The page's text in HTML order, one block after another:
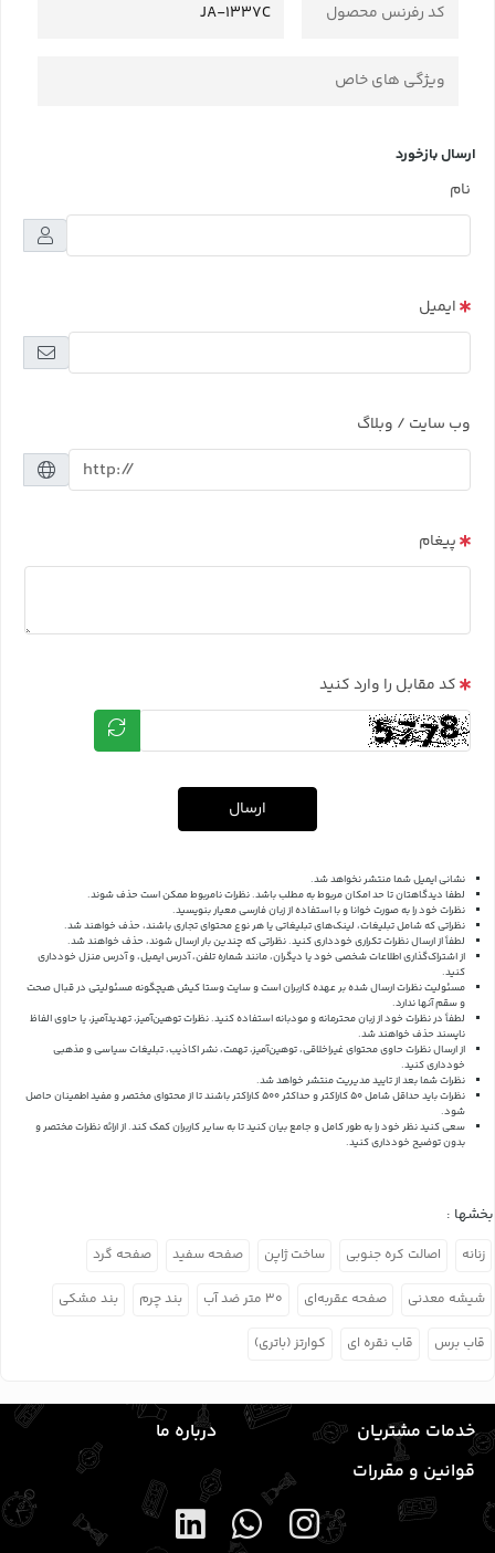
کد رفرنس محصول JA-1337C
ویژگی های خاص
ارسال بازخورد
نام
ایمیل
وب سایت / وبلاگ
پیغام
کد مقابل را وارد کنید
ارسال
نشانی ایمیل شما منتشر نخواهد شد.
لطفا دیدگاهتان تا حد امکان مربوط به مطلب باشد. نظرات نامربوط ممکن است حذف شوند.
نظرات خود را به صورت خوانا و با استفاده از زبان فارسی معیار بنویسید.
نظراتی که شامل تبلیغات، لینک‌های تبلیغاتی یا هر نوع محتوای تجاری باشند، حذف خواهند شد.
لطفاً از ارسال نظرات تکراری خودداری کنید. نظراتی که چندین بار ارسال شوند، حذف خواهند شد.
از اشتراک‌گذاری اطلاعات شخصی خود یا دیگران، مانند شماره تلفن، آدرس ایمیل، و آدرس منزل خودداری
کنید.
مسئولیت نظرات ارسال شده بر عهده کاربران است و سایت وستا کیش هیچگونه مسئولیتی در قبال صحت
و سقم آنها ندارد.
لطفاً در نظرات خود از زبان محترمانه و مودبانه استفاده کنید. نظرات توهین‌آمیز، تهدیدآمیز، یا حاوی الفاظ
ناپسند حذف خواهند شد.
از ارسال نظرات حاوی محتوای غیراخلاقی، توهین‌آمیز، تهمت، نشر اکاذیب، تبلیغات سیاسی و مذهبی
خودداری کنید.
نظرات شما بعد از تایید مدیریت منتشر خواهد شد.
نظرات باید حداقل شامل 50 کاراکتر و حداکثر 500 کاراکتر باشند تا از محتوای مختصر و مفید اطمینان حاصل
شود.
سعی کنید نظر خود را به طور کامل و جامع بیان کنید تا به سایر کاربران کمک کند.از ارائه نظرات مختصر و
بدون توضیح خودداری کنید.
بخشها :
زنانه اصالت کره جنوبی ساخت ژاپن صفحه سفید صفحه گرد
شیشه معدنی صفحه عقربه‌ای ۳۰ متر ضد آب بند چرم بند مشکی
قاب برس قاب نقره ای کوارتز (باتری)
خدمات مشتریان
درباره ما
قوانین و مقررات